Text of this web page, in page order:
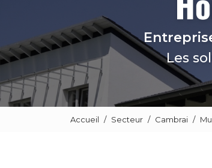
Les
Accueil Secteur Cambrai